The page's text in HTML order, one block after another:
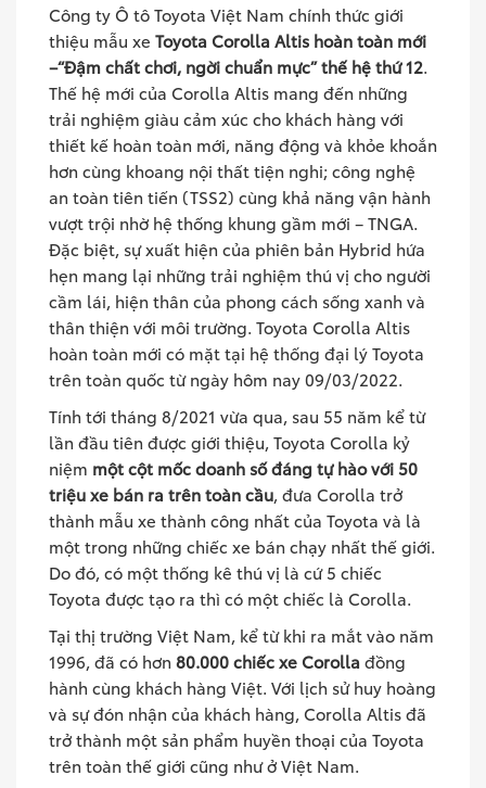
Công ty Ô tô Toyota Việt Nam chính thức giới
thiệu mẫu xe Toyota Corolla Altis hoàn toàn mới
–“Đậm chất chơi, ngời chuẩn mực” thế hệ thứ 12.
Thế hệ mới của Corolla Altis mang đến những
trải nghiệm giàu cảm xúc cho khách hàng với
thiết kế hoàn toàn mới, năng động và khỏe khoắn
hơn cùng khoang nội thất tiện nghi; công nghệ
an toàn tiên tiến (TSS2) cùng khả năng vận hành
vượt trội nhờ hệ thống khung gầm mới – TNGA.
Đặc biệt, sự xuất hiện của phiên bản Hybrid hứa
hẹn mang lại những trải nghiệm thú vị cho người
cầm lái, hiện thân của phong cách sống xanh và
thân thiện với môi trường. Toyota Corolla Altis
hoàn toàn mới có mặt tại hệ thống đại lý Toyota
trên toàn quốc từ ngày hôm nay 09/03/2022.
Tính tới tháng 8/2021 vừa qua, sau 55 năm kể từ
lần đầu tiên được giới thiệu, Toyota Corolla kỷ
niệm một cột mốc doanh số đáng tự hào với 50
triệu xe bán ra trên toàn cầu, đưa Corolla trở
thành mẫu xe thành công nhất của Toyota và là
một trong những chiếc xe bán chạy nhất thế giới.
Do đó, có một thống kê thú vị là cứ 5 chiếc
Toyota được tạo ra thì có một chiếc là Corolla.
Tại thị trường Việt Nam, kể từ khi ra mắt vào năm
1996, đã có hơn 80.000 chiếc xe Corolla đồng
hành cùng khách hàng Việt. Với lịch sử huy hoàng
và sự đón nhận của khách hàng, Corolla Altis đã
trở thành một sản phẩm huyền thoại của Toyota
trên toàn thế giới cũng như ở Việt Nam.